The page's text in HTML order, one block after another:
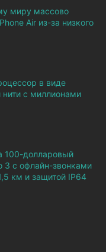
миру массово
Air из-за низкого
в виде
нити с миллионами
100-долларовый
3 с офлайн-звонками
км и защитой IP64